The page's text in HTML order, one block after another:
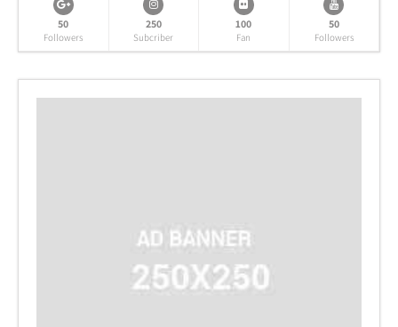
50
Followers
250
Subcriber
100
Fan
50
Followers